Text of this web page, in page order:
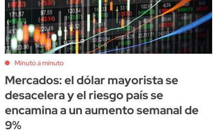
Minuto a minuto
Mercados: el dólar mayorista se
desacelera y el riesgo país se
encamina a un aumento semanal de
9%